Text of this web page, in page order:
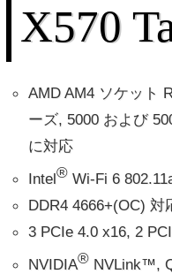
X570
AMD AM4 ソケット
ーズ, 5000 および
に対応
Intel® Wi-Fi 6
DDR4 4666+(OC) 対
3 PCIe 4.0 x16, 2
NVIDIA® NVLink™,